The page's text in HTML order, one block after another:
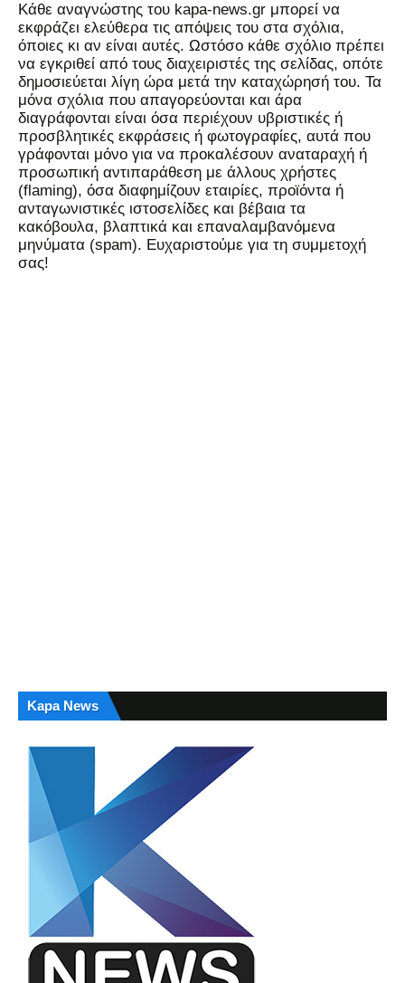
Kάθε αναγνώστης του kapa-news.gr μπορεί να
εκφράζει ελεύθερα τις απόψεις του στα σχόλια,
όποιες κι αν είναι αυτές. Ωστόσο κάθε σχόλιο πρέπει
να εγκριθεί από τους διαχειριστές της σελίδας, οπότε
δημοσιεύεται λίγη ώρα μετά την καταχώρησή του. Τα
μόνα σχόλια που απαγορεύονται και άρα
διαγράφονται είναι όσα περιέχουν υβριστικές ή
προσβλητικές εκφράσεις ή φωτογραφίες, αυτά που
γράφονται μόνο για να προκαλέσουν αναταραχή ή
προσωπική αντιπαράθεση με άλλους χρήστες
(flaming), όσα διαφημίζουν εταιρίες, προϊόντα ή
ανταγωνιστικές ιστοσελίδες και βέβαια τα
κακόβουλα, βλαπτικά και επαναλαμβανόμενα
μηνύματα (spam). Ευχαριστούμε για τη συμμετοχή
σας!
Kapa News